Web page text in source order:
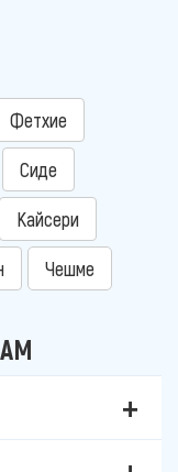
Фетхие
Сиде
Кайсери
Чешме